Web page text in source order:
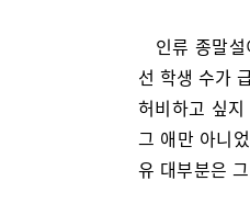
인류 종말
선 학생 수가
허비하고 싶
그 애만 아니
유 대부분은